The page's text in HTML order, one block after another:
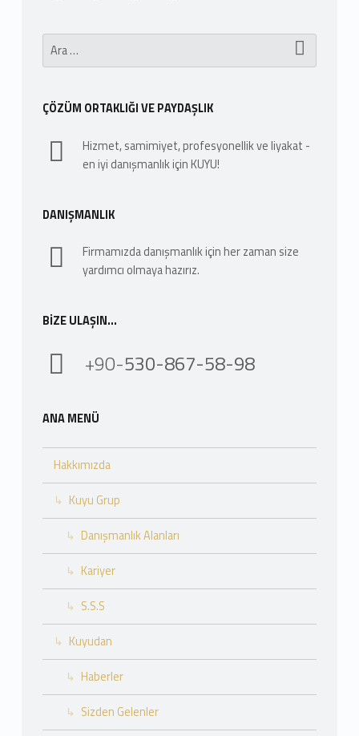
Arama:
ÇÖZÜM ORTAKLIĞI VE PAYDAŞLIK
Hizmet, samimiyet, profesyonellik ve liyakat -
en iyi danışmanlık için KUYU!
DANIŞMANLIK
Firmamızda danışmanlık için her zaman size
yardımcı olmaya hazırız.
BIZE ULAŞIN…
+90-530-867-58-98
ANA MENÜ
Hakkımızda
Kuyu Grup
Danışmanlık Alanları
Kariyer
S.S.S
Kuyudan
Haberler
Sizden Gelenler